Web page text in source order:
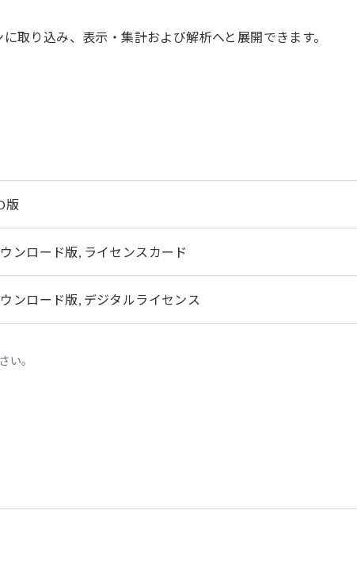
取り込み、表示・集計および解析へと展開できます。
版
ンロード版, ライセンスカード
ンロード版, デジタルライセンス
い。